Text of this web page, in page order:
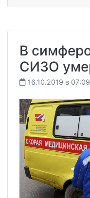
В
СИЗО
16.10.2019 в 07:09